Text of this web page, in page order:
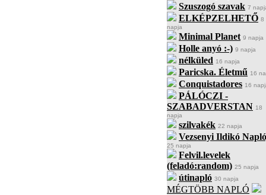
Szuszogó szavak 7
ELKÉPZELHETŐ 8
napja
Minimal Planet 9 napja
Holle anyó :-) 9 napja
nélküled 16 napja
Paricska. Életmű 16
Conquistadores 16
PÁLÓCZI -
SZABADVERSTAN 18
napja
szilvakék 22 napja
Vezsenyi Ildikó
25 napja
Felvil.levelek
(feladó:random) 25 napja
útinapló 30 napja
MÉGTÖBB NAPLÓ